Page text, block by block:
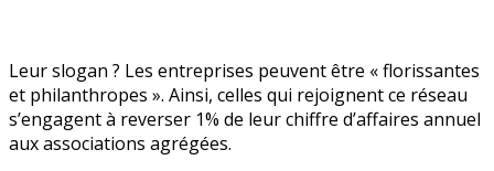
Leur slogan ? Les entreprises peuvent être « florissantes
et philanthropes ». Ainsi, celles qui rejoignent ce réseau
s’engagent à reverser 1% de leur chiffre d’affaires annuel
aux associations agrégées.